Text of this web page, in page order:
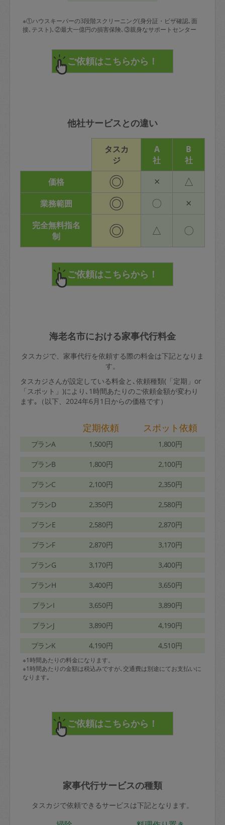
※①ハウスキーパーの3段階スクリーニング(身分証・ビザ確認､面
接､テスト)､②最大一億円の損害保険､③親身なサポートセンター
他社サービスとの違い
タスカ
ジ
A
社
B
社
価格
◎ × △
業務範囲 ◎ 〇 ×
完全無料指名
制
◎ △ 〇
海老名市における家事代行料金
タスカジで、家事代行を依頼する際の料金は下記となりま
す。
タスカジさんが設定している料金と､依頼種類(「定期」or
「スポット」)により､1時間あたりのご依頼金額が変わり
ます｡（以下、2024年6月1日からの価格です）
定期依頼 スポット依頼
プランA 1,500円 1,800円
プランB 1,800円 2,100円
プランC 2,100円 2,350円
プランD 2,350円 2,580円
プランE 2,580円 2,870円
プランF 2,870円 3,170円
プランG 3,170円 3,400円
プランH 3,400円 3,650円
プランI 3,650円 3,890円
プランJ 3,890円 4,190円
プランK 4,190円 4,510円
※1時間あたりの料金になります。
※1時間あたりの金額は税込みですが､交通費は別途にてお支払いに
なります｡
家事代行サービスの種類
タスカジで依頼できるサービスは下記となります。